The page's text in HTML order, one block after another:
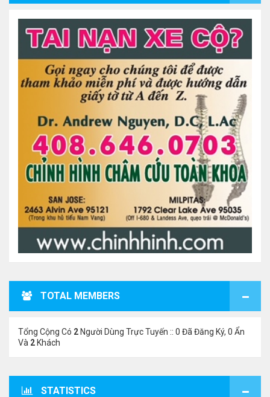
TOTAL MEMBERS
Tổng Cộng Có 2 Người Dùng Trực Tuyến :: 0 Đã Đăng Ký, 0 Ẩn
Và 2 Khách
STATISTICS